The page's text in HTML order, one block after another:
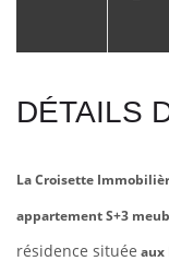
DÉTAILS
La Croisette
appartement S+3
résidence située aux